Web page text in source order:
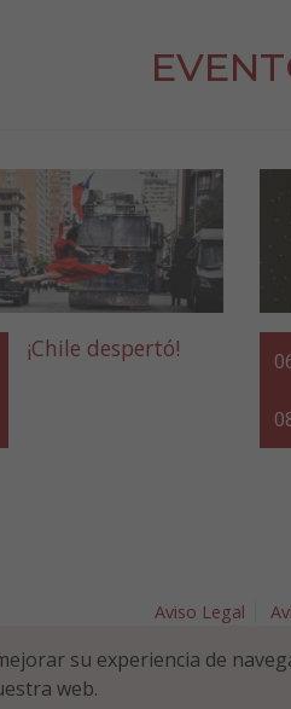
¡Chile despertó!
Aviso Legal
su experiencia de
web.